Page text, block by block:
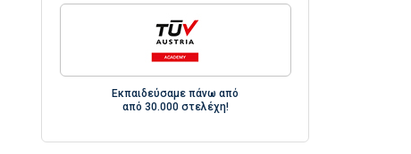
Εκπαιδεύσαμε πάνω από
από 30.000 στελέχη!